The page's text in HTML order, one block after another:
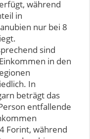
während
in
nur bei 8
sind
in den
In
beträgt das
entfallende
Forint, während